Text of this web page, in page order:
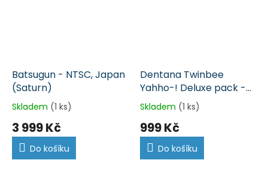
Batsugun - NTSC, Japan
(Saturn)
Skladem (1 ks)
3 999 Kč
Do košíku
Dentana Twinbee
Yahho-! Deluxe pack -
NTSC, Japan (Saturn)
Skladem (1 ks)
999 Kč
Do košíku